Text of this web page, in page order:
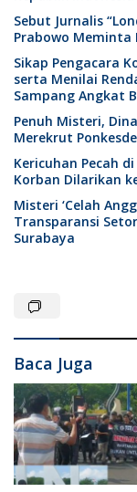
Sebut Jurnalis
Prabowo Meminta
Sikap Pengacara
serta Menilai
Sampang Angkat
Penuh Misteri,
Merekrut
Kericuhan Pecah
Korban Dilarikan
Misteri ‘Celah
Transparansi
Surabaya
Baca Juga